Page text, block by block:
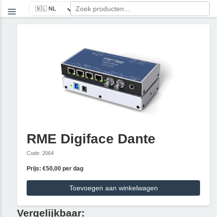
RME Digiface Dante
Code: 2064
Prijs: €50,00 per dag
Toevoegen aan winkelwagen
Vergelijkbaar: